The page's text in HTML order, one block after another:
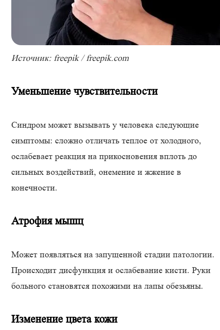
Источник: freepik / freepik.com
Уменьшение чувствительности
Синдром может вызывать у человека следующие
симптомы: сложно отличать теплое от холодного,
ослабевает реакция на прикосновения вплоть до
сильных воздействий, онемение и жжение в
конечности.
Атрофия мышц
Может появляться на запущенной стадии патологии.
Происходит дисфункция и ослабевание кисти. Руки
больного становятся похожими на лапы обезьяны.
Изменение цвета кожи